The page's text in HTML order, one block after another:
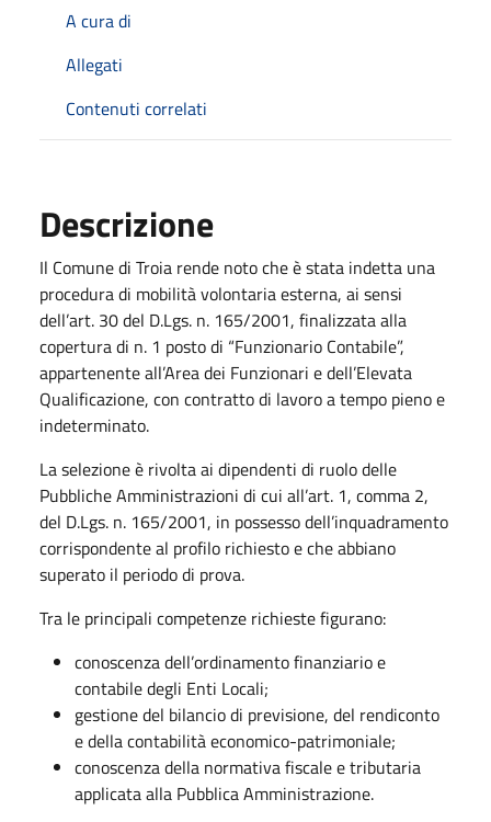
A cura di
Allegati
Contenuti correlati
Descrizione
Il Comune di Troia rende noto che è stata indetta una
procedura di mobilità volontaria esterna, ai sensi
dell’art. 30 del D.Lgs. n. 165/2001, finalizzata alla
copertura di n. 1 posto di “Funzionario Contabile”,
appartenente all’Area dei Funzionari e dell’Elevata
Qualificazione, con contratto di lavoro a tempo pieno e
indeterminato.
La selezione è rivolta ai dipendenti di ruolo delle
Pubbliche Amministrazioni di cui all’art. 1, comma 2,
del D.Lgs. n. 165/2001, in possesso dell’inquadramento
corrispondente al profilo richiesto e che abbiano
superato il periodo di prova.
Tra le principali competenze richieste figurano:
conoscenza dell’ordinamento finanziario e
contabile degli Enti Locali;
gestione del bilancio di previsione, del rendiconto
e della contabilità economico-patrimoniale;
conoscenza della normativa fiscale e tributaria
applicata alla Pubblica Amministrazione.